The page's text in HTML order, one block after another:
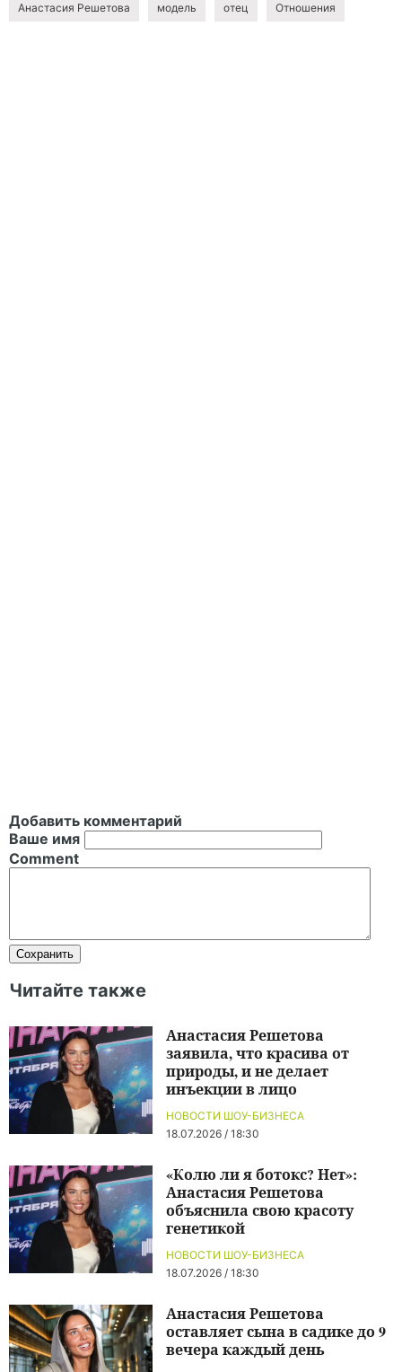
Анастасия Решетова модель отец Отношения
Добавить комментарий
Ваше имя
Comment
Читайте также
НОВОСТИ ШОУ-БИЗНЕСА
18.07.2026 / 18:30
Анастасия Решетова
заявила, что красива от
природы, и не делает
инъекции в лицо
НОВОСТИ ШОУ-БИЗНЕСА
18.07.2026 / 18:30
«Колю ли я ботокс? Нет»:
Анастасия Решетова
объяснила свою красоту
генетикой
Анастасия Решетова
оставляет сына в садике до 9
вечера каждый день